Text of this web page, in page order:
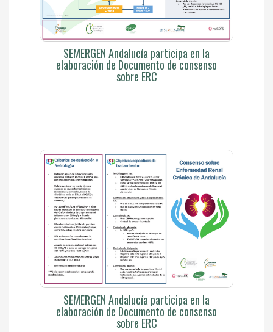
SEMERGEN Andalucía participa en la
elaboración de Documento de consenso
sobre ERC
SEMERGEN Andalucía participa en la
elaboración de Documento de consenso
sobre ERC